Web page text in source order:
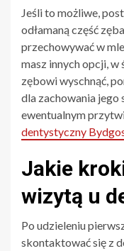
Jeśli to możliwe,
odłamaną część
przechowywać w
masz innych opcji, w
zębowi wyschnąć,
dla zachowania jego
ewentualnym
dentystyczny
Jakie
wizytą u
Po udzieleniu
skontaktować się z